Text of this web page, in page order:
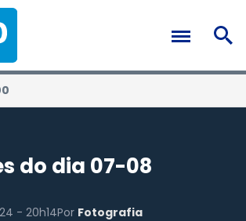
do dia 07-08
- 20h14Por Fotografia